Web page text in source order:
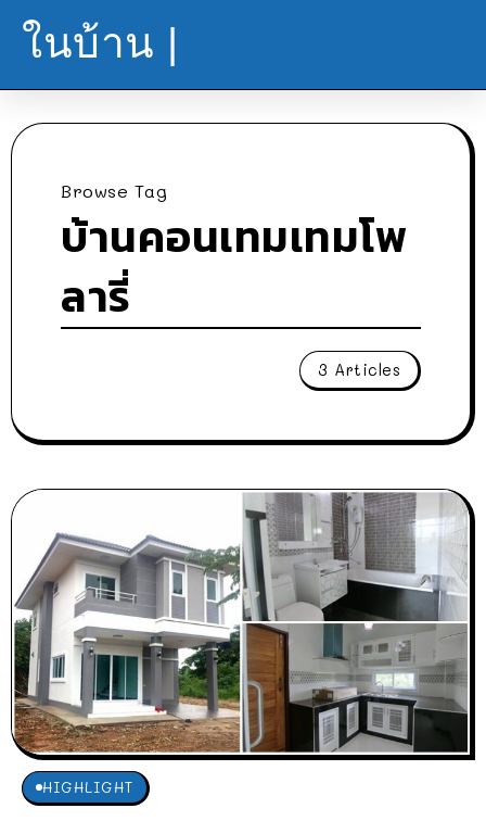
ในบ้าน |
Browse Tag
บ้านคอนเทมเทมโพ
ลารี่
3 Articles
HIGHLIGHT